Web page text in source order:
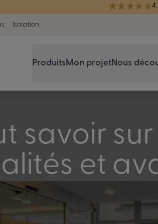
Isolation
ProduitsMon projetNous
savoir
et